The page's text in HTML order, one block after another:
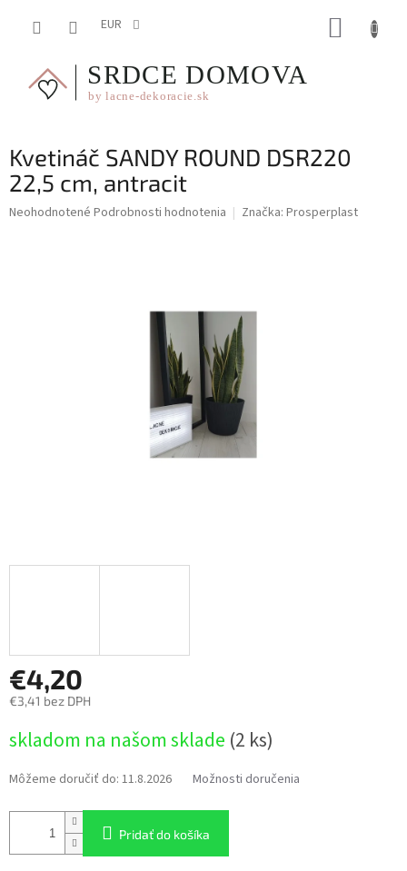
EUR
Kvetináč SANDY ROUND DSR220
22,5 cm, antracit
Priemerné
Neohodnotené Podrobnosti hodnotenia Značka: Prosperplast
€4,20
€3,41 bez DPH
cena:
skladom na našom sklade (2 ks)
Môžeme doručiť do: 11.8.2026 Možnosti doručenia
Pridať do košíka